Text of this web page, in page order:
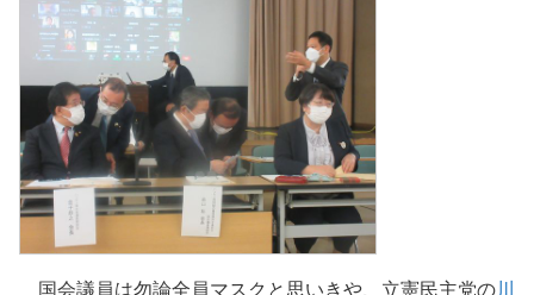
国会議員は勿論全員マスクと思いきや、立憲民主党の川